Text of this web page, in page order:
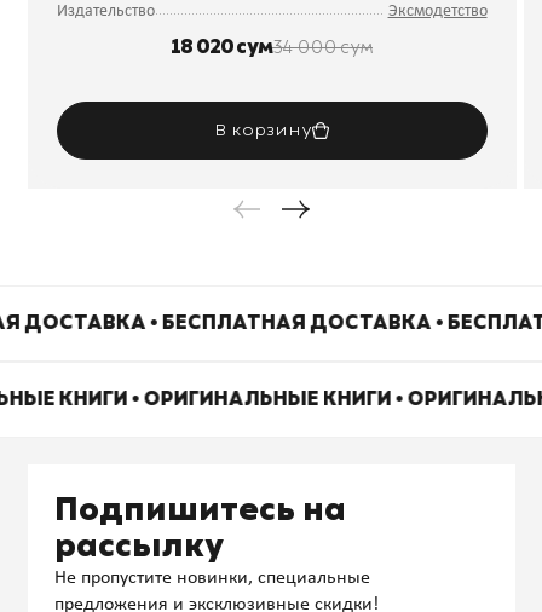
Издательство
Эксмодетство
18 020 сум34 000 сум
В корзину
ДОСТАВКА • БЕСПЛАТНАЯ ДОСТАВКА •
КНИГИ • ОРИГИНАЛЬНЫЕ КНИГИ •
Подпишитесь на
рассылку
Не пропустите новинки, специальные
предложения и эксклюзивные скидки!